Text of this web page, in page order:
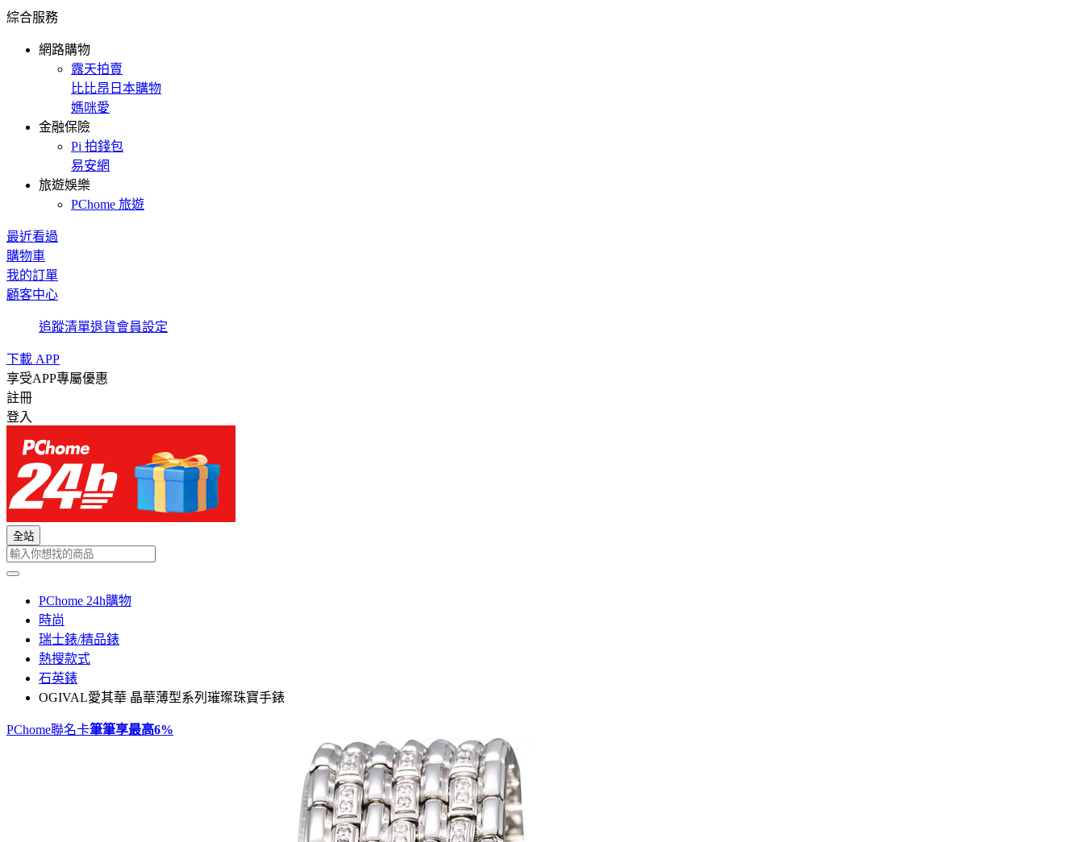
綜合服務
網路購物
露天拍賣
比比昂日本購物
媽咪愛
金融保險
Pi 拍錢包
易安網
旅遊娛樂
PChome 旅遊
最近看過
購物車
我的訂單
顧客中心
追蹤清單退貨會員設定
下載 APP
享受APP專屬優惠
註冊
登入
全站
PChome 24h購物
時尚
瑞士錶/精品錶
熱搜款式
石英錶
OGIVAL愛其華 晶華薄型系列璀璨珠寶手錶
PChome聯名卡筆筆享最高6%